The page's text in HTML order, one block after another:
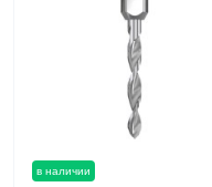
в наличии